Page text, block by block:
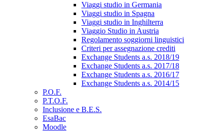
Viaggi studio in Germania
Viaggi studio in Spagna
Viaggi studio in Inghilterra
Viaggio Studio in Austria
Regolamento soggiorni linguistici
Criteri per assegnazione crediti
Exchange Students a.s. 2018/19
Exchange Students a.s. 2017/18
Exchange Students a.s. 2016/17
Exchange Students a.s. 2014/15
P.O.F.
P.T.O.F.
Inclusione e B.E.S.
EsaBac
Moodle